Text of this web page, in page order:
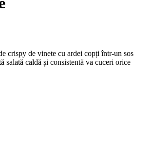
crispy de vinete cu ardei copți într-un sos
salată caldă și consistentă va cuceri orice